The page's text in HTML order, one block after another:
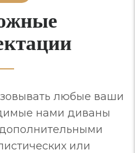
любые ваши
нами диваны
или